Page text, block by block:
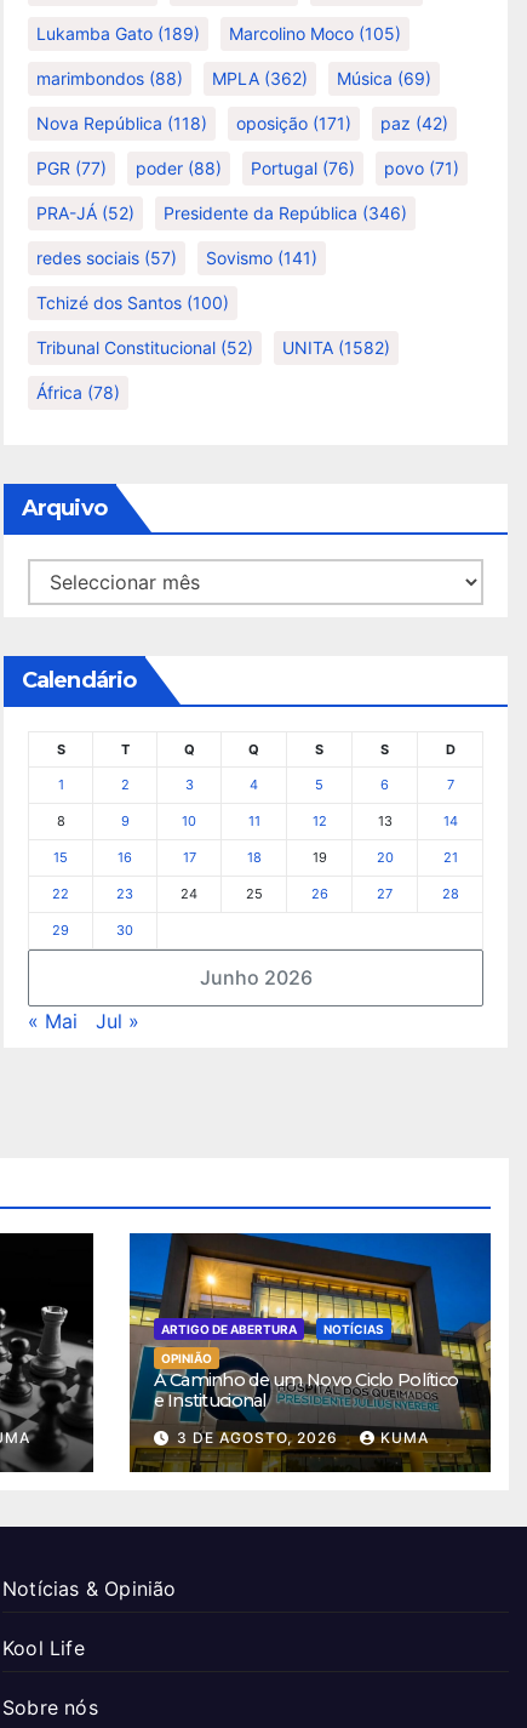
Lukamba Gato (189) Marcolino Moco (105)
marimbondos (88) MPLA (362) Música (69)
Nova República (118) oposição (171) paz (42)
PGR (77) poder (88) Portugal (76) povo (71)
PRA-JÁ (52) Presidente da República (346)
redes sociais (57) Sovismo (141)
Tchizé dos Santos (100)
Tribunal Constitucional (52) UNITA (1582)
África (78)
Arquivo
Arquivo
Calendário
Junho 2026
S T Q Q S S D
1 2 3 4 5 6 7
8 9 10 11 12 13 14
15 16 17 18 19 20 21
22 23 24 25 26 27 28
29 30
« Mai Jul »
ARTIGO DE ABERTURA
NOTÍCIAS
OPINIÃO
A Caminho de um Novo Ciclo Político
e Institucional
3 DE AGOSTO, 2026 KUMA
Notícias & Opinião
Kool Life
Sobre nós